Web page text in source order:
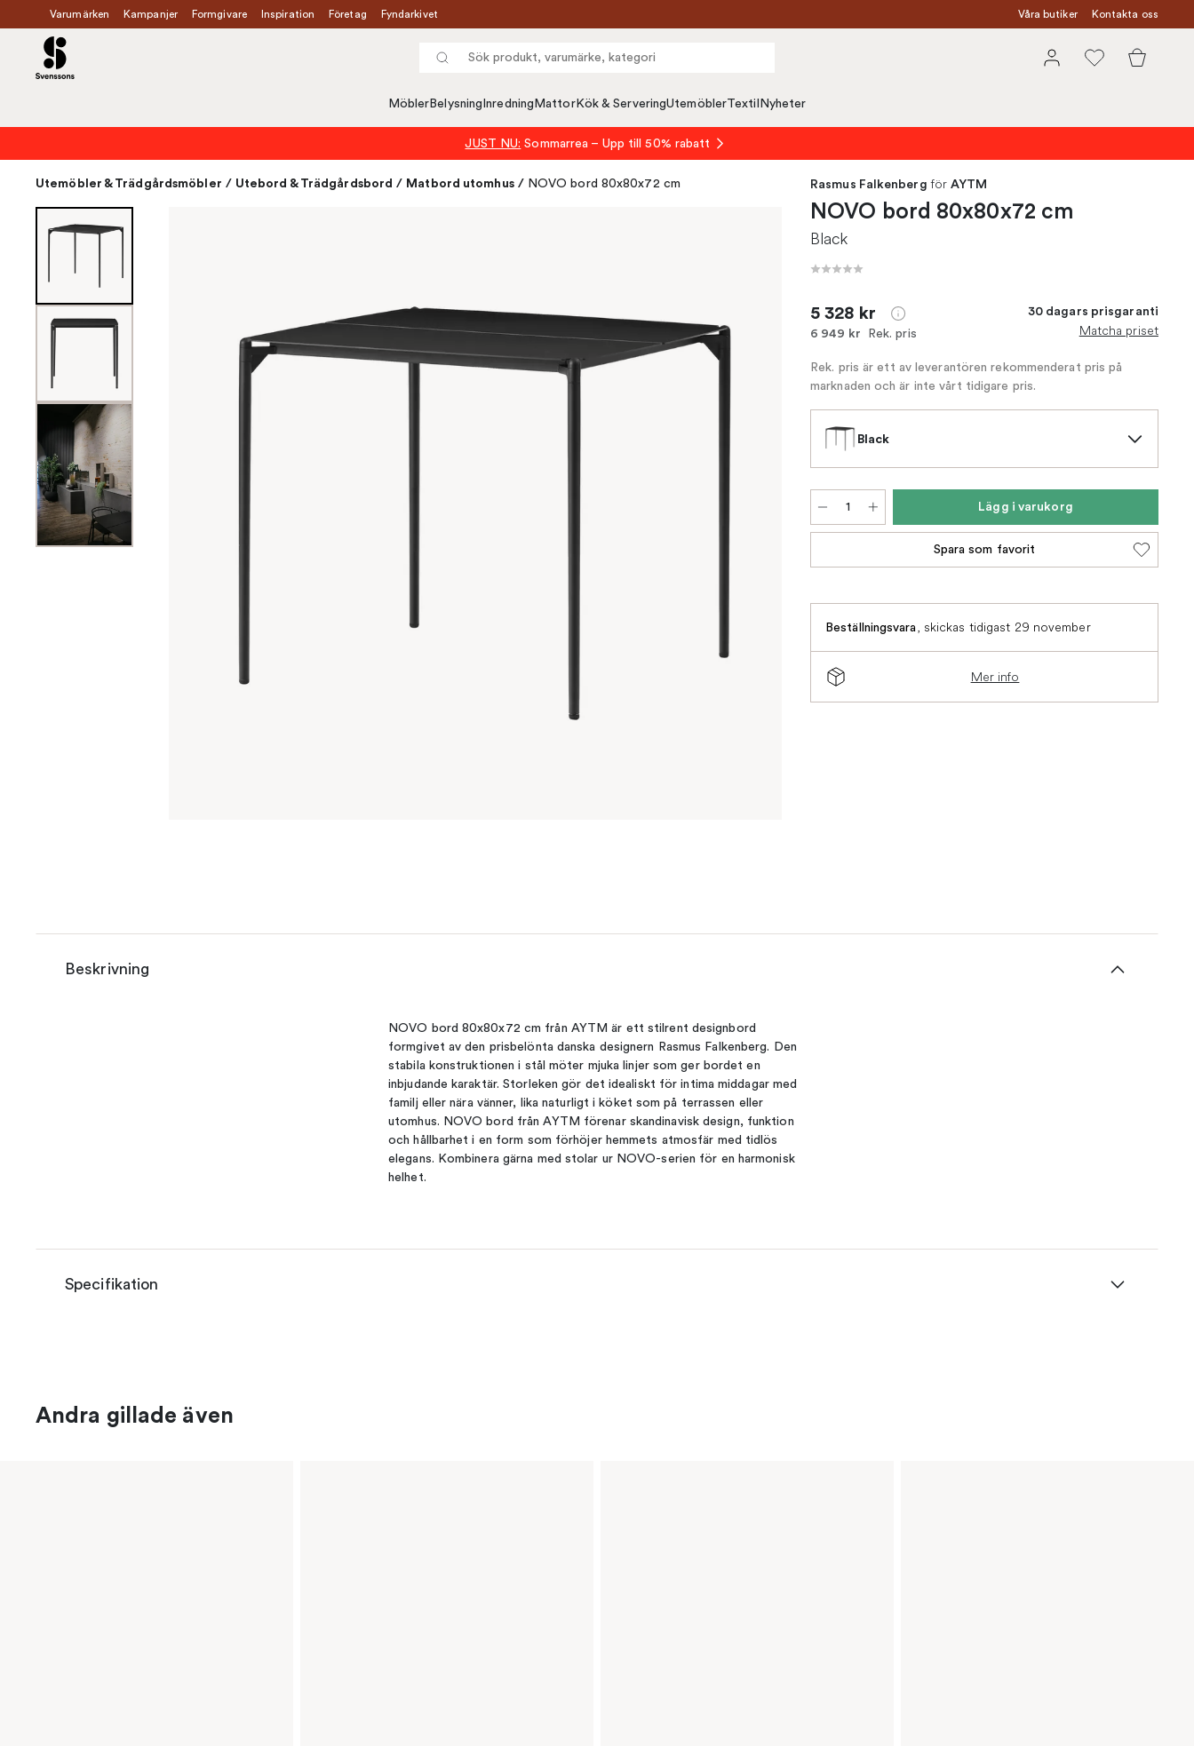
Varumärken Kampanjer Formgivare Inspiration Företag Fyndarkivet Våra butiker Kontakta oss
Möbler Belysning Inredning MattorKök & ServeringUtemöblerTextil Nyheter
JUST NU: Sommarrea – Upp till 50% rabatt
Utemöbler & Trädgårdsmöbler / Utebord & Trädgårdsbord / Matbord utomhus / NOVO bord 80x80x72 cm Rasmus Falkenberg för AYTM
NOVO bord 80x80x72 cm
Black
5 328 kr
6 949 kr Rek. pris
30 dagars prisgaranti
Matcha priset
Rek. pris är ett av leverantören rekommenderat pris på
marknaden och är inte vårt tidigare pris.
Black
Lägg i varukorg
Spara som favorit
Beställningsvara, skickas tidigast 29 november
Mer info
Beskrivning
NOVO bord 80x80x72 cm från AYTM är ett stilrent designbord
formgivet av den prisbelönta danska designern Rasmus Falkenberg. Den
stabila konstruktionen i stål möter mjuka linjer som ger bordet en
inbjudande karaktär. Storleken gör det idealiskt för intima middagar med
familj eller nära vänner, lika naturligt i köket som på terrassen eller
utomhus. NOVO bord från AYTM förenar skandinavisk design, funktion
och hållbarhet i en form som förhöjer hemmets atmosfär med tidlös
elegans. Kombinera gärna med stolar ur NOVO-serien för en harmonisk
helhet.
Specifikation
Andra gillade även